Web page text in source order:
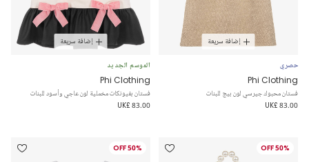
إضافة سريعة
حصري
Phi Clothing
فستان محبوك جيرسي لون بيج للبنات
UK£ 83.00
إضافة سريعة
الموسم الجديد
Phi Clothing
فستان بفيونكات مخملية لون عاجي وأسود للبنات
UK£ 83.00
50% OFF
50% OFF